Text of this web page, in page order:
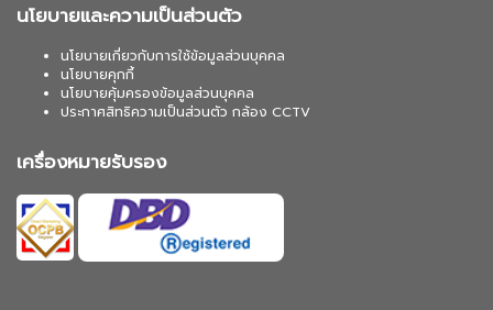
นโยบายและความเป็นส่วนตัว
นโยบายเกี่ยวกับการใช้ข้อมูลส่วนบุคคล
นโยบายคุกกี้
นโยบายคุ้มครองข้อมูลส่วนบุคคล
ประกาศสิทธิความเป็นส่วนตัว กล้อง CCTV
เครื่องหมายรับรอง